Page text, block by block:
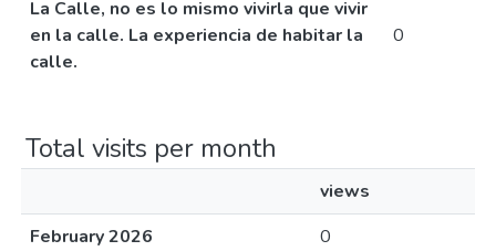
La Calle, no es lo mismo vivirla que vivir
en la calle. La experiencia de habitar la
calle.
0
Total visits per month
views
February 2026
0